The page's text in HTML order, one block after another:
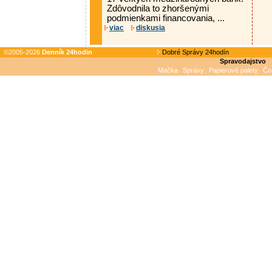
Zdôvodnila to zhoršenými
podmienkami financovania, ...
viac diskusia
©2005-2026 Denník 24hodin
Dobré Správy 24hodín
Spravodajstvo
Mačka
Správy Papierové palety